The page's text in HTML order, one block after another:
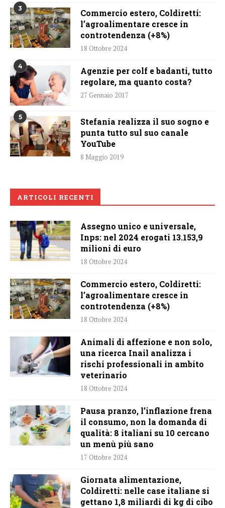
3
Commercio estero, Coldiretti:
l’agroalimentare cresce in
controtendenza (+8%)
18 Ottobre 2024
4
Agenzie per colf e badanti, tutto
regolare, ma quanto costa?
27 Gennaio 2017
5
Stefania realizza il suo sogno e
punta tutto sul suo canale
YouTube
8 Maggio 2019
ARTICOLI RECENTI
Assegno unico e universale,
Inps: nel 2024 erogati 13.153,9
milioni di euro
18 Ottobre 2024
Commercio estero, Coldiretti:
l’agroalimentare cresce in
controtendenza (+8%)
18 Ottobre 2024
Animali di affezione e non solo,
una ricerca Inail analizza i
rischi professionali in ambito
veterinario
18 Ottobre 2024
Pausa pranzo, l’inflazione frena
il consumo, non la domanda di
qualità: 8 italiani su 10 cercano
un menù più sano
17 Ottobre 2024
Giornata alimentazione,
Coldiretti: nelle case italiane si
gettano 1,8 miliardi di kg di cibo